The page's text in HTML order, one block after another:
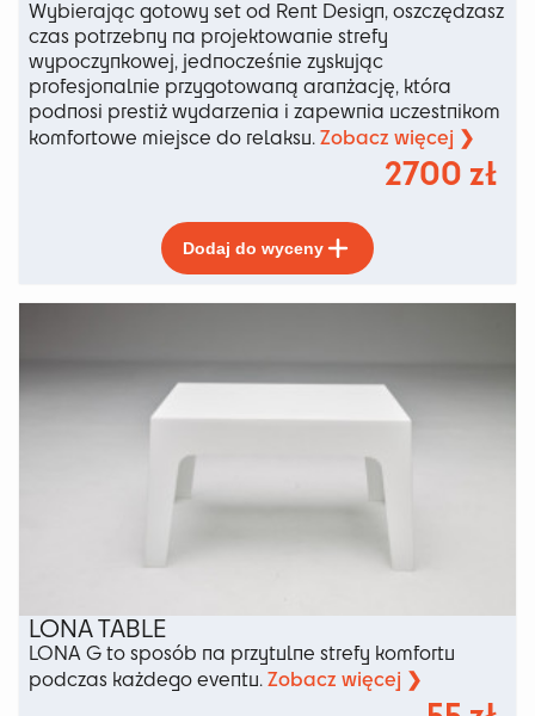
Wybierając gotowy set od Rent Design, oszczędzasz
czas potrzebny na projektowanie strefy
wypoczynkowej, jednocześnie zyskując
profesjonalnie przygotowaną aranżację, która
podnosi prestiż wydarzenia i zapewnia uczestnikom
komfortowe miejsce do relaksu. Zobacz więcej ❯
2700 zł
Dodaj do wyceny
produkt
ma
wiele
można
LONA TABLE
LONA G to sposób na przytulne strefy komfortu
podczas każdego eventu.Zobacz więcej ❯